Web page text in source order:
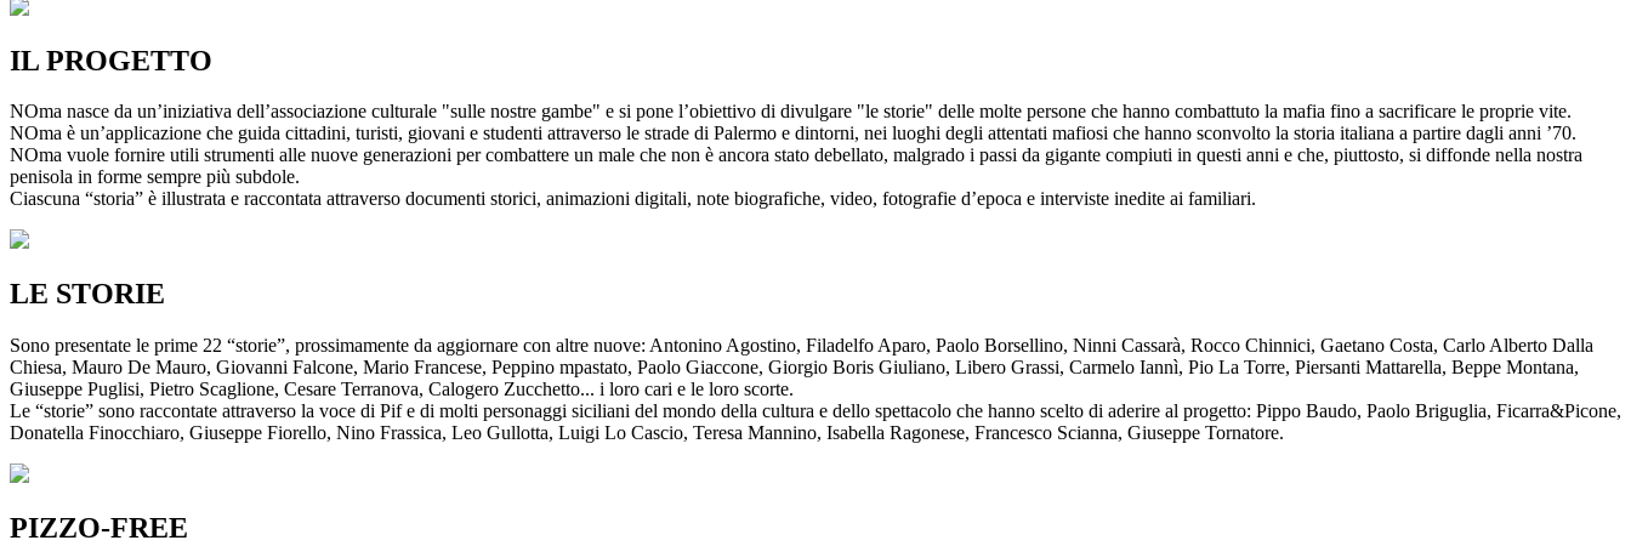
IL PROGETTO
NOma nasce da un’iniziativa dell’associazione culturale "sulle nostre gambe" e si pone l’obiettivo di divulgare "le storie" delle molte persone che hanno combattuto la mafia fino a sacrificare le proprie vite.
NOma è un’applicazione che guida cittadini, turisti, giovani e studenti attraverso le strade di Palermo e dintorni, nei luoghi degli attentati mafiosi che hanno sconvolto la storia italiana a partire dagli anni ’70.
NOma vuole fornire utili strumenti alle nuove generazioni per combattere un male che non è ancora stato debellato, malgrado i passi da gigante compiuti in questi anni e che, piuttosto, si diffonde nella nostra
penisola in forme sempre più subdole.
Ciascuna “storia” è illustrata e raccontata attraverso documenti storici, animazioni digitali, note biografiche, video, fotografie d’epoca e interviste inedite ai familiari.
LE STORIE
Sono presentate le prime 22 “storie”, prossimamente da aggiornare con altre nuove: Antonino Agostino, Filadelfo Aparo, Paolo Borsellino, Ninni Cassarà, Rocco Chinnici, Gaetano Costa, Carlo Alberto Dalla
Chiesa, Mauro De Mauro, Giovanni Falcone, Mario Francese, Peppino mpastato, Paolo Giaccone, Giorgio Boris Giuliano, Libero Grassi, Carmelo Iannì, Pio La Torre, Piersanti Mattarella, Beppe Montana,
Giuseppe Puglisi, Pietro Scaglione, Cesare Terranova, Calogero Zucchetto... i loro cari e le loro scorte.
Le “storie” sono raccontate attraverso la voce di Pif e di molti personaggi siciliani del mondo della cultura e dello spettacolo che hanno scelto di aderire al progetto: Pippo Baudo, Paolo Briguglia, Ficarra&Picone,
Donatella Finocchiaro, Giuseppe Fiorello, Nino Frassica, Leo Gullotta, Luigi Lo Cascio, Teresa Mannino, Isabella Ragonese, Francesco Scianna, Giuseppe Tornatore.
PIZZO-FREE